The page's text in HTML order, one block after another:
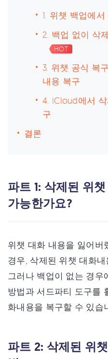
1. 위챗 백업에
2. 백업 없이 삭
HOT
3. 위챗 공식 복
내용 복구
4. iCloud에서
구
결론
파트 1: 삭제된 위
가능한가요?
위챗 대화 내용을 잃어버
경우, 삭제된 위챗 대화
그러나 백업이 없는 경
방법과 서드파티 도구를
화내용을 복구할 수 있습
파트 2: 삭제된 위